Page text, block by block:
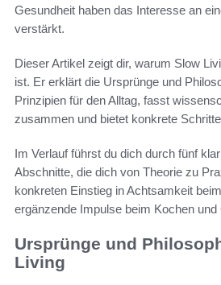
Gesundheit haben das Interesse an
verstärkt.
Dieser Artikel zeigt dir, warum Slow
ist. Er erklärt die Ursprünge und
Prinzipien für den Alltag, fasst
zusammen und bietet konkrete
Im Verlauf führst du dich durch fünf
Abschnitte, die dich von Theorie zu
konkreten Einstieg in Achtsamkeit
ergänzende Impulse beim Kochen und
Ursprünge und
Living